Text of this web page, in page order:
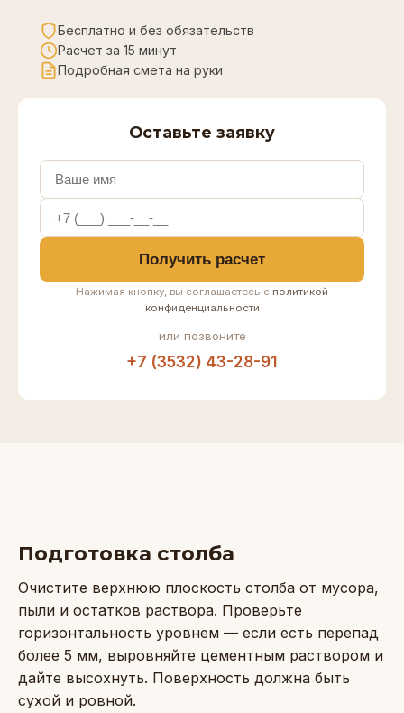
Бесплатно и без обязательств
Расчет за 15 минут
Подробная смета на руки
Оставьте заявку
Получить расчет
Нажимая кнопку, вы соглашаетесь с политикой
конфиденциальности
или позвоните
+7 (3532) 43-28-91
Подготовка столба
Очистите верхнюю плоскость столба от мусора,
пыли и остатков раствора. Проверьте
горизонтальность уровнем — если есть перепад
более 5 мм, выровняйте цементным раствором и
дайте высохнуть. Поверхность должна быть
сухой и ровной.